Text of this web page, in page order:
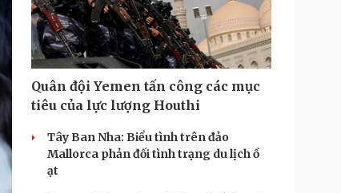
Quân đội Yemen tấn công các mục
tiêu của lực lượng Houthi
Tây Ban Nha: Biểu tình trên đảo
Mallorca phản đối tình trạng du lịch ồ
ạt